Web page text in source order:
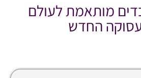
מותאמת לעולם
החדש